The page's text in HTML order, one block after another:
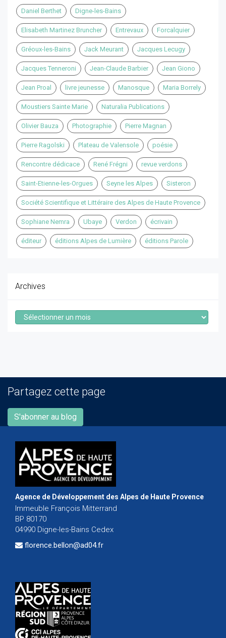
Daniel Berthet Digne-les-Bains
Elisabeth Martinez Bruncher Entrevaux Forcalquier
Gréoux-les-Bains Jack Meurant Jacques Lecugy
Jacques Tenneroni Jean-Claude Barbier Jean Giono
Jean Proal livre jeunesse Manosque Maria Borrely
Moustiers Sainte Marie Naturalia Publications
Olivier Bauza Photographie Pierre Magnan
Pierre Ragolski Plateau de Valensole poésie
Rencontre dédicace René Frégni revue verdons
Saint-Etienne-les-Orgues Seyne les Alpes Sisteron
Société Scientifique et Littéraire des Alpes de Haute Provence
Sophiane Nemra Ubaye Verdon écrivain
éditeur éditions Alpes de Lumière éditions Parole
Archives
Archives
Partagez cette page
S'abonner au blog
Agence de Développement des Alpes de Haute Provence
Immeuble François Mitterrand
BP 80170
04990 Digne-les-Bains Cedex
florence.bellon@ad04.fr